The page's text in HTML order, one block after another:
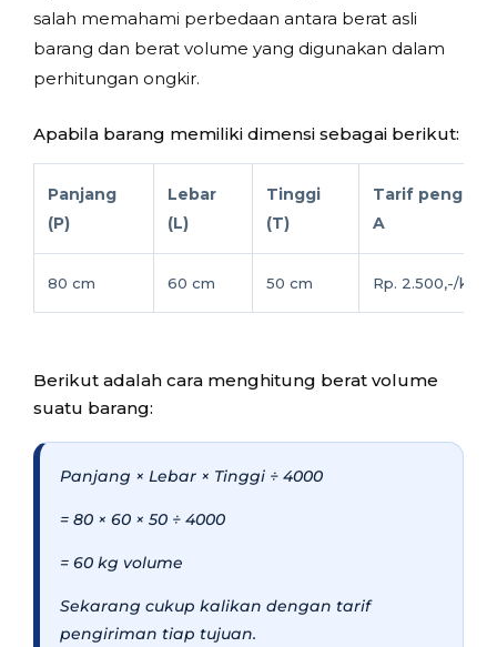
salah memahami perbedaan antara berat asli
barang dan berat volume yang digunakan dalam
perhitungan ongkir.
Apabila barang memiliki dimensi sebagai berikut:
Panjang
(P)
Lebar
(L)
Tinggi
(T)
Tarif
A
80 cm 60 cm 50 cm Rp. 2.500,-/kg
Berikut adalah cara menghitung berat volume
suatu barang:
Panjang × Lebar × Tinggi ÷ 4000
= 80 × 60 × 50 ÷ 4000
= 60 kg volume
Sekarang cukup kalikan dengan tarif
pengiriman tiap tujuan.